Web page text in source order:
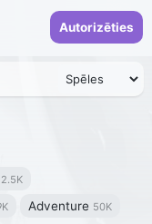
Autorizēties
2.5K
Adventure 50K